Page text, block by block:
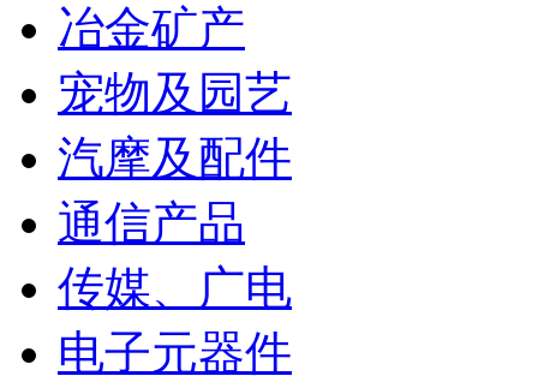
冶金矿产
宠物及园艺
汽摩及配件
通信产品
传媒、广电
电子元器件